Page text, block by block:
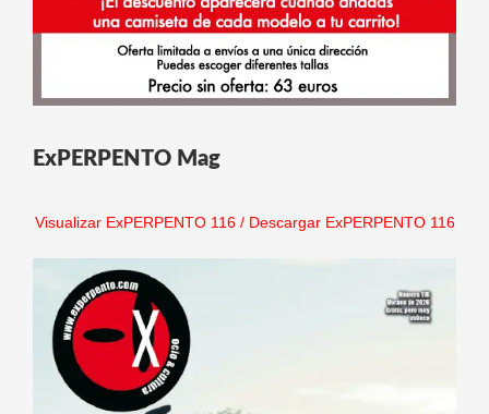
ExPERPENTO Mag
Visualizar ExPERPENTO 116/ Descargar ExPERPENTO 116